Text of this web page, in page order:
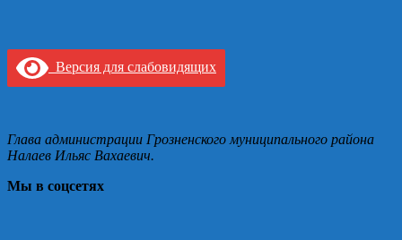
Версия для слабовидящих
Глава администрации Грозненского муниципального района
Налаев Ильяс Вахаевич.
Мы в соцсетях